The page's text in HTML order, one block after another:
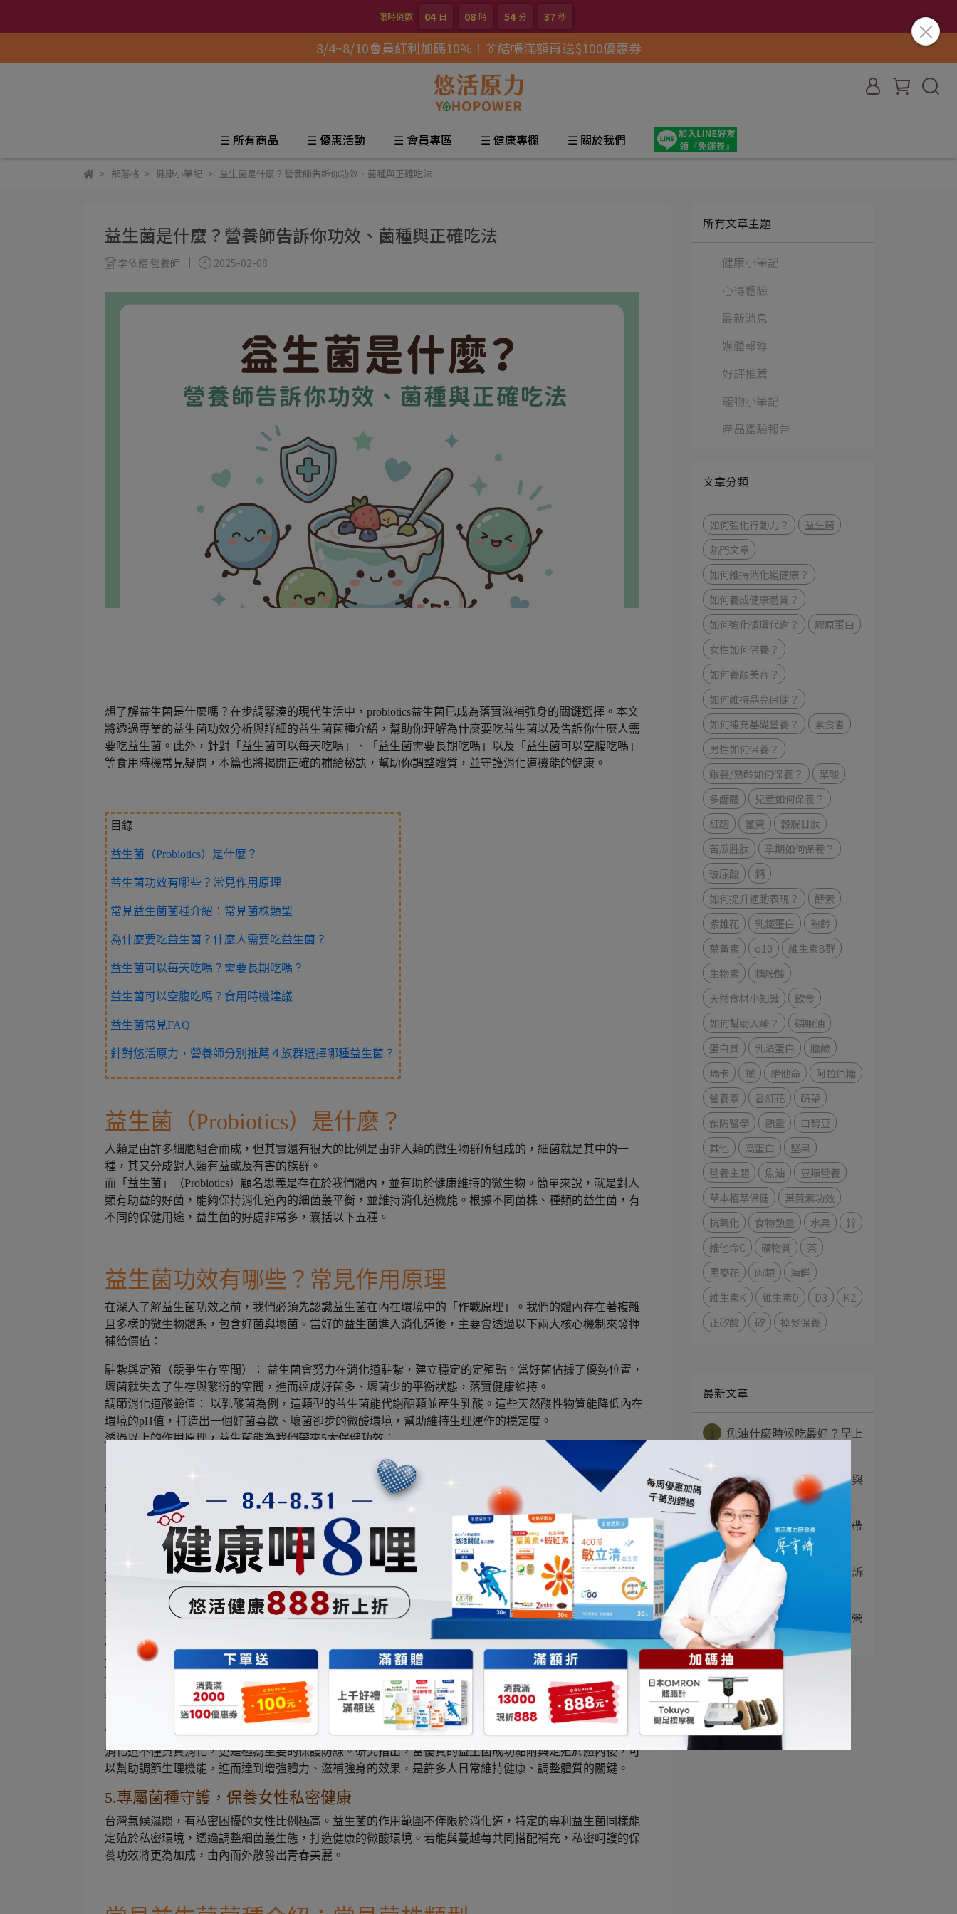
限時倒數 04 日 08 時 54 分 35 秒
8/4~8/10會員紅利加碼10%！👔結帳滿額再送$100優惠券
☰ 所有商品 ☰ 優惠活動 ☰ 會員專區 ☰ 健康專欄 ☰ 關於我們
部落格 健康小筆記 益生菌是什麼？營養師告訴你功效、菌種與正確吃法
益生菌是什麼？營養師告訴你功效、菌種與正確吃法
李依縉 營養師 2025-02-08
想了解益生菌是什麼嗎？在步調緊湊的現代生活中，probiotics益生菌已成為落實滋補強身的關鍵選擇。本文
將透過專業的益生菌功效分析與詳細的益生菌菌種介紹，幫助你理解為什麼要吃益生菌以及告訴你什麼人需
要吃益生菌。此外，針對「益生菌可以每天吃嗎」、「益生菌需要長期吃嗎」以及「益生菌可以空腹吃嗎」
等食用時機常見疑問，本篇也將揭開正確的補給秘訣，幫助你調整體質，並守護消化道機能的健康。
目錄
益生菌（Probiotics）是什麼？
益生菌功效有哪些？常見作用原理
常見益生菌菌種介紹：常見菌株類型
為什麼要吃益生菌？什麼人需要吃益生菌？
益生菌可以每天吃嗎？需要長期吃嗎？
益生菌可以空腹吃嗎？食用時機建議
益生菌常見FAQ
針對悠活原力，營養師分別推薦４族群選擇哪種益生菌？
益生菌（Probiotics）是什麼？
人類是由許多細胞組合而成，但其實還有很大的比例是由非人類的微生物群所組成的，細菌就是其中的一
種，其又分成對人類有益或及有害的族群。
而「益生菌」（Probiotics）顧名思義是存在於我們體內，並有助於健康維持的微生物。簡單來說，就是對人
類有助益的好菌，能夠保持消化道內的細菌叢平衡，並維持消化道機能。根據不同菌株、種類的益生菌，有
不同的保健用途，益生菌的好處非常多，囊括以下五種。
益生菌功效有哪些？常見作用原理
在深入了解益生菌功效之前，我們必須先認識益生菌在內在環境中的「作戰原理」。我們的體內存在著複雜
且多樣的微生物體系，包含好菌與壞菌。當好的益生菌進入消化道後，主要會透過以下兩大核心機制來發揮
補給價值：
駐紮與定殖（競爭生存空間）： 益生菌會努力在消化道駐紮，建立穩定的定殖點。當好菌佔據了優勢位置，
壞菌就失去了生存與繁衍的空間，進而達成好菌多、壞菌少的平衡狀態，落實健康維持。
調節消化道酸鹼值： 以乳酸菌為例，這類型的益生菌能代謝醣類並產生乳酸。這些天然酸性物質能降低內在
環境的pH值，打造出一個好菌喜歡、壞菌卻步的微酸環境，幫助維持生理運作的穩定度。
透過以上的作用原理，益生菌能為我們帶來5大保健功效：
益生菌利用它的作戰原理，在消化道各處建立微細的生態體系。透過規律補充益生菌，能從根本改變細菌叢
的生態，調整好菌和壞菌的分布比例。這種生態位階的優化，能為日常建立一道穩固的防護屏障，維持消化
道的長期和諧。
2.使排便順暢，告別卡卡困擾
現代人生活節奏緊湊、心理壓力大，這些隱形壓力往往會干擾消化道的運作，導致代謝卡卡。當益生菌在消
化道中釋放乳酸等有機酸時，不僅能營造優質環境，更能同步輔助調節生理運作節奏。此時若能搭配充足水
分，就能使排便順暢，輕鬆告別擾人的嗯嗯危機。
3.維持消化道機能健康，救援外食族
現代飲食型態多偏向「高油、高鹽、高糖」且伴隨「低纖維、多肉少蔬果」的特徵。這種失衡的營養結構極
不利於好菌生存，容易導致消化道機能運作效率下降。適時補充益生菌，就像是為消化道派遣精銳援軍，能
幫助維持運作機能，確保在飲食不均的挑戰下，依然有足夠的好菌守護日常穩定。
4.駐紮定殖，有助於調整體質
消化道不僅負責消化，更是極為重要的保護防線。研究指出，當優質的益生菌成功黏附與定殖於體內後，可
以幫助調節生理機能，進而達到增強體力、滋補強身的效果，是許多人日常維持健康、調整體質的關鍵。
5.專屬菌種守護，保養女性私密健康
台灣氣候濕悶，有私密困擾的女性比例極高。益生菌的作用範圍不僅限於消化道，特定的專利益生菌同樣能
定殖於私密環境，透過調整細菌叢生態，打造健康的微酸環境。若能與蔓越莓共同搭配補充，私密呵護的保
養功效將更為加成，由內而外散發出青春美麗。
所有文章主題
健康小筆記
心得體驗
最新消息
媒體報導
好評推薦
寵物小筆記
產品鑑驗報告
文章分類
如何強化⾏動⼒？
益生菌
熱門文章
如何維持消化道健康？
如何養成健康體質？
如何強化循環代謝？
膠原蛋白
女性如何保養？
如何養顏美容？
如何維持晶亮保健？
如何補充基礎營養？
素食者
男性如何保養？
銀髮/熟齡如何保養？
葉酸
多醣體
兒童如何保養？
紅麴
薑黃
穀胱甘肽
苦瓜胜肽
孕期如何保養？
玻尿酸
鈣
如何提升運動表現？
酵素
紫錐花
乳鐵蛋白
熟齡
葉黃素
q10
維生素B群
生物素
精胺酸
天然食材小知識
飲食
如何幫助入睡？
磷蝦油
蛋白質
乳清蛋白
膽鹼
瑪卡
鐵 維他命
阿拉伯糖
營養素
番紅花
蔬菜
預防醫學
熱量
白腎豆
其他
高蛋白
堅果
營養主題
魚油
豆類營養
草本植萃保健
葉黃素功效
抗氧化
食物熱量 水果
鋅
維他命C
礦物質
茶
黑麥花
肉類
海鮮
維生素K
維生素D D3
K2
正矽酸
矽 掉髮保養
最新文章
魚油什麼時候吃最好？早上
薑黃是什麼？功效、吃法與
薑黃素差別一次看⋯
3 苦瓜胜肽的功效有哪些？帶
你一次了解副作用⋯
益生菌是什麼？營養師告訴
你功效、菌種與正⋯
5
瑞士乳桿菌功效有哪些？營
養師解析 LA2⋯